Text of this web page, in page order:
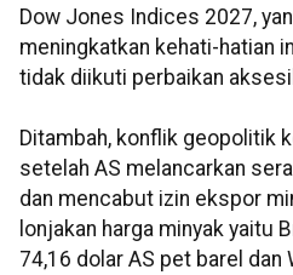
Dow Jones Indices 2027,
meningkatkan kehati-hatian
tidak diikuti perbaikan
Ditambah, konflik geopolitik
setelah AS melancarkan
dan mencabut izin ekspor
lonjakan harga minyak yaitu
74,16 dolar AS pet barel dan